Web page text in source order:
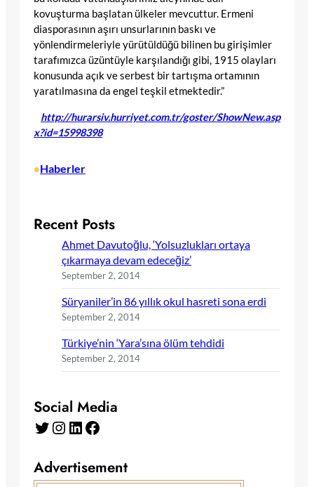
kovuşturma başlatan ülkeler mevcuttur. Ermeni
diasporasının aşırı unsurlarının baskı ve
yönlendirmeleriyle yürütüldüğü bilinen bu girişimler
tarafımızca üzüntüyle karşılandığı gibi, 1915 olayları
konusunda açık ve serbest bir tartışma ortamının
yaratılmasına da engel teşkil etmektedir.”
http://hurarsiv.hurriyet.com.tr/goster/ShowNew.asp
x?id=15998398
•Haberler
Recent Posts
Ahmet Davutoğlu, ‘Yolsuzlukları ortaya
çıkarmaya devam edeceğiz’
September 2, 2014
Süryaniler’in 86 yıllık okul hasreti sona erdi
September 2, 2014
Türkiye’nin ‘Yara’sına ölüm tehdidi
September 2, 2014
Social Media
Twitter Instagram LinkedIn Facebook
Advertisement